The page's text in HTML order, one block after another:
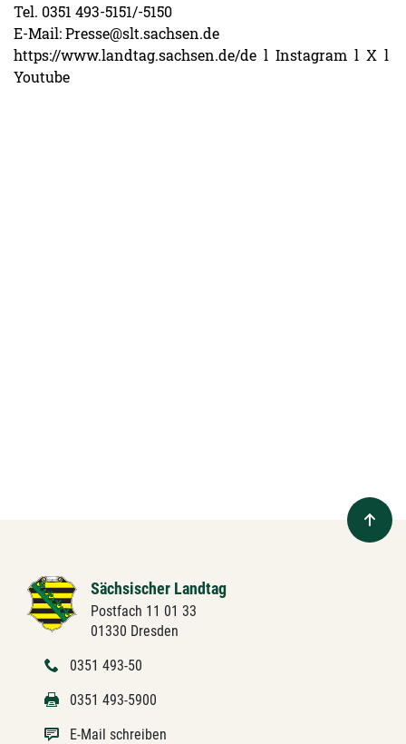
Tel. 0351 493-5151/-5150
E-Mail: Presse@slt.sachsen.de
https://www.landtag.sachsen.de/de l Instagram l X l
Youtube
Sächsischer Landtag
Postfach 11 01 33
01330 Dresden
0351 493-50
0351 493-5900
E-Mail schreiben